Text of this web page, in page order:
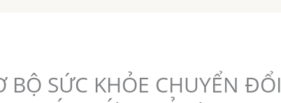
SỨC KHỎE CHUYỂN ĐỔI